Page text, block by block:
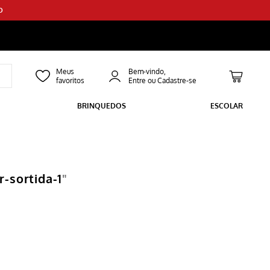
Bem-vindo,
BRINQUEDOS ESCOLAR
sortida-1"